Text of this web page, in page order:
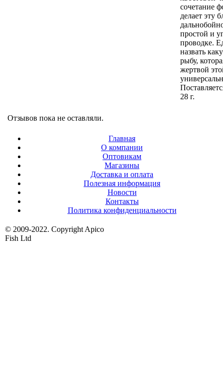
сочетание
делает эту
простой и
проводке.
назвать
рыбу,
жертвой
28 г.
Отзывов пока не оставляли.
Главная
О компании
Оптовикам
Магазины
Доставка и оплата
Полезная информация
Новости
Контакты
Политика конфиденциальности
© 2009-2022. Copyright Apico
Fish Ltd